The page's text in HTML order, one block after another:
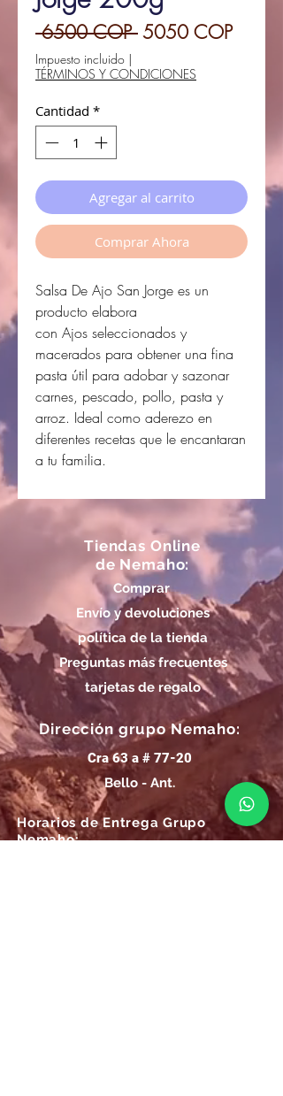
6500 COP Precio
5050 COPPrecio
Impuesto incluido |
TÉRMINOS Y CONDICIONES
Cantidad *
Agregar al carrito
Comprar Ahora
Salsa De Ajo San Jorge es un
producto elabora
con Ajos seleccionados y
macerados para obtener una fina
pasta útil para adobar y sazonar
carnes, pescado, pollo, pasta y
arroz. Ideal como aderezo en
diferentes recetas que le encantaran
a tu familia.
Tiendas Online
de Nemaho:
Comprar
Envío y devoluciones
política de la tienda
Preguntas más frecuentes
tarjetas de regalo
Dirección grupo Nemaho:
Cra 63 a # 77-20
Bello - Ant.
Horarios de Entrega Grupo
Nemaho: